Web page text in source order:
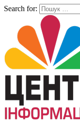
Search for: